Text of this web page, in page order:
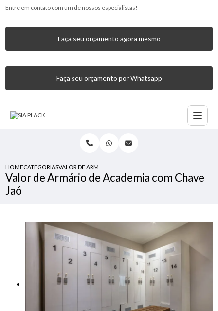
Entre em contato com um de nossos especialistas!
Faça seu orçamento agora mesmo
Faça seu orçamento por Whatsapp
HOMECATEGORIASVALOR DE ARMÁRIO DE ACADEMIA COM CHAVE JAÓ
Valor de Armário de Academia com Chave
Jaó